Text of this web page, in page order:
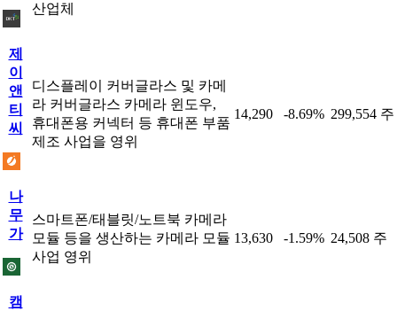
산업체
제
이
앤
티
씨
디스플레이 커버글라스 및 카메
라 커버글라스 카메라 윈도우,
휴대폰용 커넥터 등 휴대폰 부품
제조 사업을 영위
14,290 -8.69% 299,554 주
나
무
가
스마트폰/태블릿/노트북 카메라
모듈 등을 생산하는 카메라 모듈
사업 영위
13,630 -1.59% 24,508 주
캠